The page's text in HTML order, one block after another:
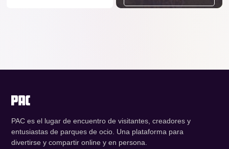
PAC es el lugar de encuentro de visitantes, creadores y
entusiastas de parques de ocio. Una plataforma para
divertirse y compartir online y en persona.